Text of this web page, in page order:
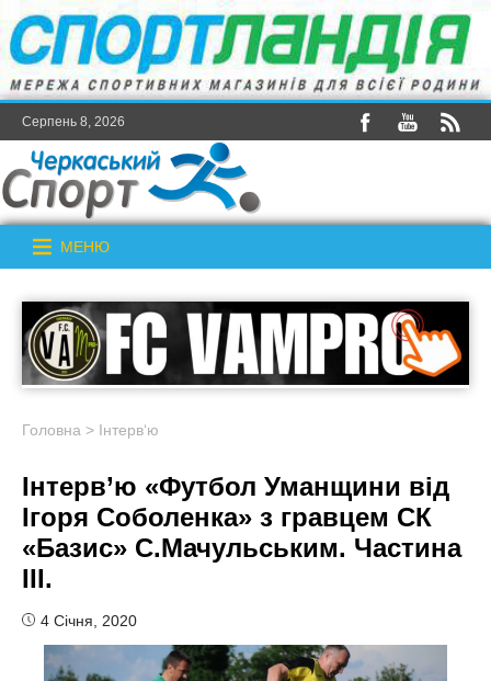
Серпень 8, 2026
МЕНЮ
Головна > Інтерв‘ю
Інтерв’ю «Футбол Уманщини від
Ігоря Соболенка» з гравцем СК
«Базис» С.Мачульським. Частина
III.
4 Січня, 2020